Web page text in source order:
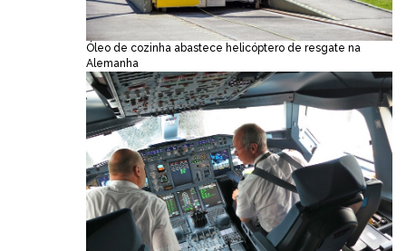
Óleo de cozinha abastece helicóptero de resgate na
Alemanha